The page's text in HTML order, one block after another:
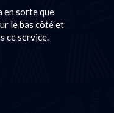
en sorte que
le bas côté et
ce service.